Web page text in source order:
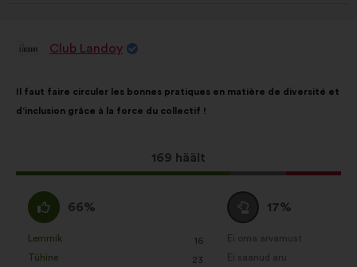
EttepanekuClub Landoy
sisu:
Il faut faire circuler les bonnes pratiques en matière de diversité et
d’inclusion grâce à la force du collectif !
Selle
ettepaneku
169 häält
jaotus:
Olen
nõus
:
66%
Lemmik
: 16
korda
Tühine 23
korda
Olen
erapooletu
:
17%
Ei oma arvamust
:korda
Ei saanud aru
:korda